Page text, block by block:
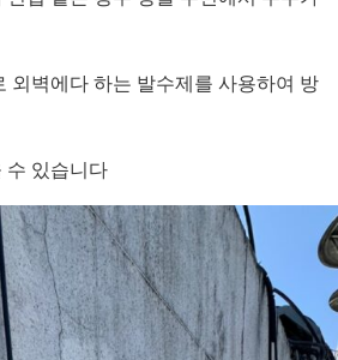
외벽에다 하는 발수제를 사용하여 방
수 있습니다